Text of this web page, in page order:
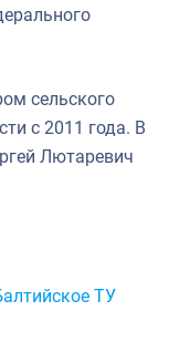
сельского
с 2011 года. В
Лютаревич
ТУ